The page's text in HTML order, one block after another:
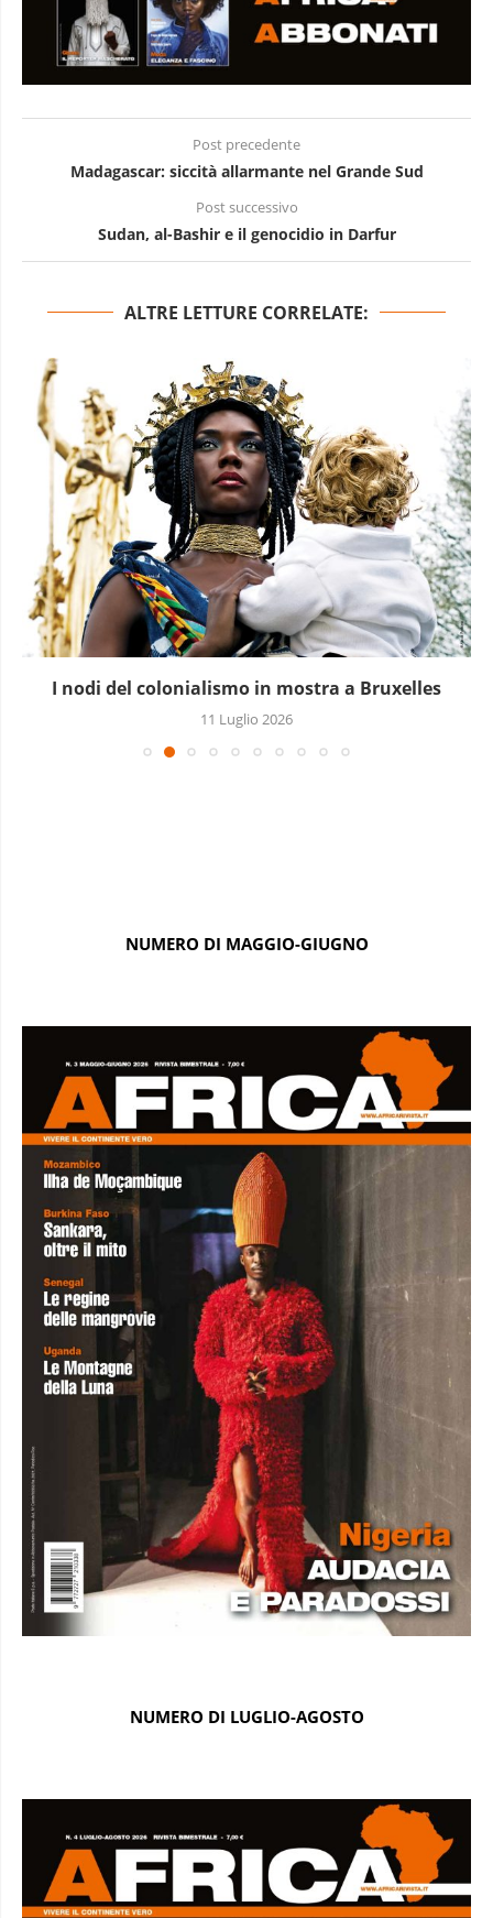
Post precedente
Madagascar: siccità allarmante nel Grande Sud
Post successivo
Sudan, al-Bashir e il genocidio in Darfur
ALTRE LETTURE CORRELATE:
I nodi del colonialismo in mostra a Bruxelles
11 Luglio 2026
NUMERO DI MAGGIO-GIUGNO
NUMERO DI LUGLIO-AGOSTO